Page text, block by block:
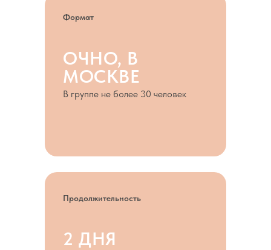
ОЧНО, В
МОСКВЕ
В группе не более 30 человек
Формат
Продолжительность
2 ДНЯ